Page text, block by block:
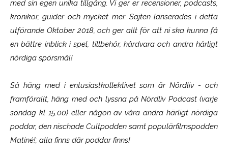
med sin egen unika tillgång. Vi ger er recensioner, podcasts,
krönikor, guider och mycket mer. Sajten lanserades i detta
utförande Oktober 2018, och ger allt för att ni ska kunna få
en bättre inblick i spel, tillbehör, hårdvara och andra härligt
nördiga spörsmål!
Så häng med i entusiastkollektivet som ärNördliv- och
framförallt, häng med och lyssna på Nördliv Podcast (varje
söndag kl 15.00) eller någon av våra andra härligt nördiga
poddar, den nischade Cultpodden samt populärfilmspodden
Matiné!; alla finns där poddar finns!